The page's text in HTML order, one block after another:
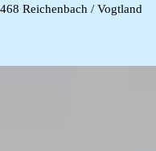
Reichenbach / Vogtland